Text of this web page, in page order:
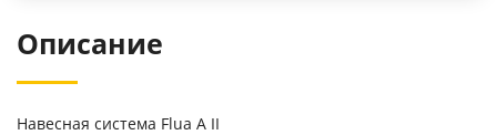
Описание
Навесная система Flua А ІІ